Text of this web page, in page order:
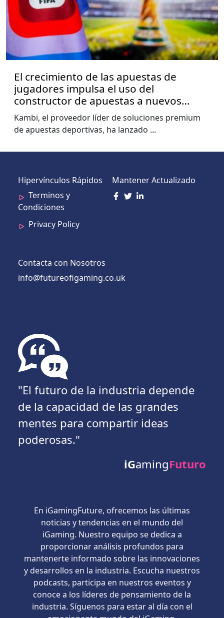
El crecimiento de las apuestas de
jugadores impulsa el uso del
constructor de apuestas a nuevos
niveles, muestra el informe de la Copa
del Mundo de Kambi
Kambi, el proveedor líder de soluciones premium
de apuestas deportivas, ha lanzado ...
Hipervínculos Rápidos
Terminos y
Condiciones
Privacy Policy
Mantener Actualizado
Contacta con Nosotros
info@futureofigaming.co.uk
"El futuro de la industria depende
de la capacidad de las grandes
mentes para compartir ideas
poderosas."
iGamingFuturo
En iGamingFuture, ofrecemos las últimas
noticias y tendencias en el mundo del
iGaming. Nuestro equipo se dedica a
proporcionar análisis profundos para
mantenerte informado sobre las innovaciones
y desarrollos en la industria. Escucha nuestros
podcasts, participa en nuestros eventos y
conoce a los líderes de pensamiento de la
industria. Síguenos para estar al día con el